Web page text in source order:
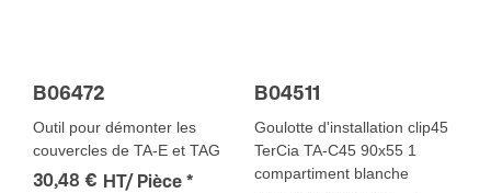
B06472
Outil pour démonter les
couvercles de TA-E et TAG
30,48 € HT/ Pièce *
B04511
Goulotte d'installation clip45
TerCia TA-C45 90x55 1
compartiment blanche